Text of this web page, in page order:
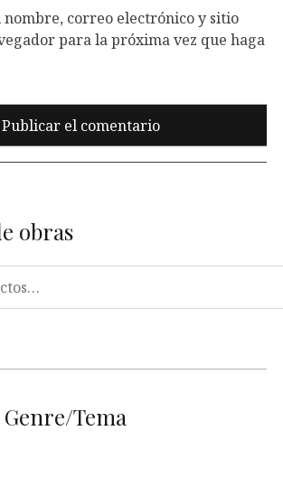
correo electrónico y sitio
para la próxima vez que haga
obras
Tema